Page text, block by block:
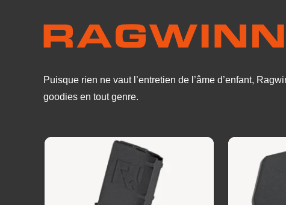
Puisque rien ne vaut l’entretien de l’âme d’enfant,
goodies en tout genre.